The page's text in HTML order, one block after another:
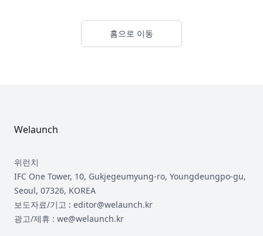
홈으로 이동
Welaunch
위런치
IFC One Tower, 10, Gukjegeumyung-ro, Youngdeungpo-gu,
Seoul, 07326, KOREA
보도자료/기고 : editor@welaunch.kr
광고/제휴 : we@welaunch.kr